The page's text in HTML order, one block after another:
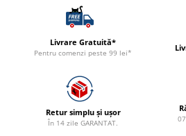
Masina de tuns
Recipient hranaLivrare Gratuită*
Pentru comenzi peste 99 lei*
Retur simplu și ușor
În 14 zile GARANTAT.